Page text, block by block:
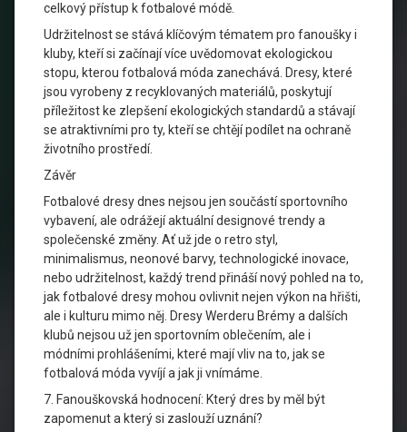
celkový přístup k fotbalové módě.
Udržitelnost se stává klíčovým tématem pro fanoušky i
kluby, kteří si začínají více uvědomovat ekologickou
stopu, kterou fotbalová móda zanechává. Dresy, které
jsou vyrobeny z recyklovaných materiálů, poskytují
příležitost ke zlepšení ekologických standardů a stávají
se atraktivními pro ty, kteří se chtějí podílet na ochraně
životního prostředí.
Závěr
Fotbalové dresy dnes nejsou jen součástí sportovního
vybavení, ale odrážejí aktuální designové trendy a
společenské změny. Ať už jde o retro styl,
minimalismus, neonové barvy, technologické inovace,
nebo udržitelnost, každý trend přináší nový pohled na to,
jak fotbalové dresy mohou ovlivnit nejen výkon na hřišti,
ale i kulturu mimo něj. Dresy Werderu Brémy a dalších
klubů nejsou už jen sportovním oblečením, ale i
módními prohlášeními, které mají vliv na to, jak se
fotbalová móda vyvíjí a jak ji vnímáme.
7. Fanouškovská hodnocení: Který dres by měl být
zapomenut a který si zaslouží uznání?